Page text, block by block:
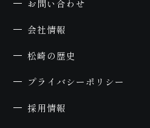
お問い合わせ
会社情報
松崎の歴史
プライバシーポリシー
採用情報